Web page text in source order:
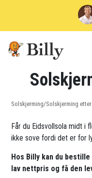
Solskjerming/Solskjerming
Får du Eidsvollsola midt i
ikke sove fordi det er for
Hos Billy kan du
lav nettpris og få den